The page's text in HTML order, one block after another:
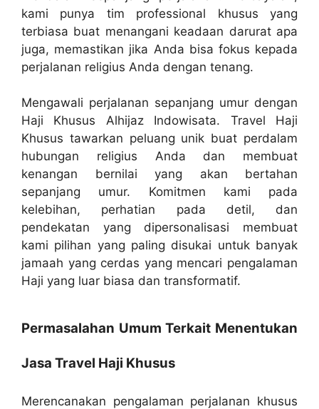
kami punya tim professional khusus yang
terbiasa buat menangani keadaan darurat apa
juga, memastikan jika Anda bisa fokus kepada
perjalanan religius Anda dengan tenang.
Mengawali perjalanan sepanjang umur dengan
Haji Khusus Alhijaz Indowisata. Travel Haji
Khusus tawarkan peluang unik buat perdalam
hubungan religius Anda dan membuat
kenangan bernilai yang akan bertahan
sepanjang umur. Komitmen kami pada
kelebihan, perhatian pada detil, dan
pendekatan yang dipersonalisasi membuat
kami pilihan yang paling disukai untuk banyak
jamaah yang cerdas yang mencari pengalaman
Haji yang luar biasa dan transformatif.
Permasalahan Umum Terkait Menentukan
Jasa Travel Haji Khusus
Merencanakan pengalaman perjalanan khusus